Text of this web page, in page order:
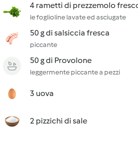
4 rametti di prezzemolo
le foglioline lavate ed asciugate
50 g di salsiccia fresca
piccante
50 g di Provolone
leggermente piccante a pezzi
3 uova
2 pizzichi di sale